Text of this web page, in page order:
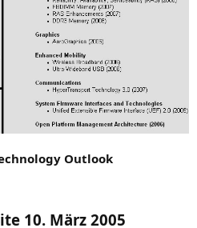
Outlook
10. März 2005